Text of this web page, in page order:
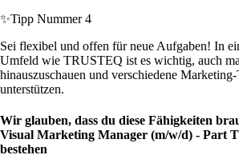
✨Tipp Nummer 4
Sei flexibel und offen für neue Aufgaben! In
Umfeld wie TRUSTEQ ist es wichtig, auch
hinauszuschauen und verschiedene
unterstützen.
Wir glauben, dass du diese Fähigkeiten
Visual Marketing Manager (m/w/d) - Part
bestehen